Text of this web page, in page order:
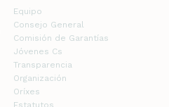
Equipo
Consejo General
Comisión de Garantías
Jóvenes Cs
Transparencia
Organización
Oríxes
Estatutos